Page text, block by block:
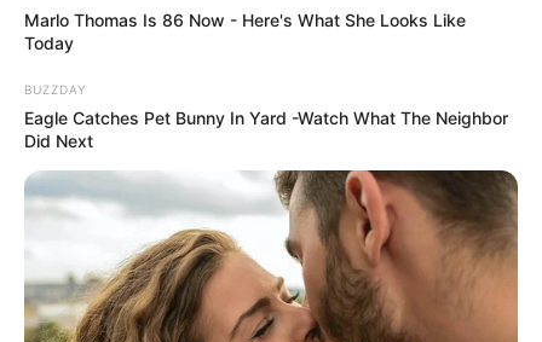
Marlo Thomas Is 86 Now - Here's What She Looks Like
Today
BUZZDAY
Eagle Catches Pet Bunny In Yard -Watch What The Neighbor
Did Next